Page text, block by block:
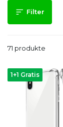
Filter
71 produkte
1+1 Gratis